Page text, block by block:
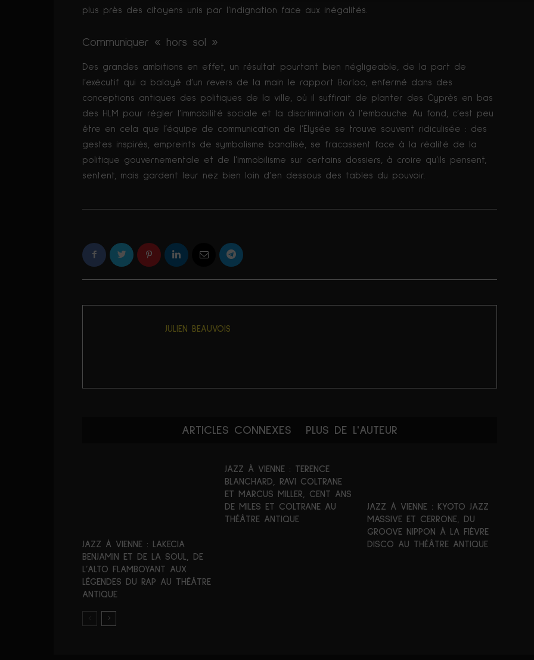
plus près des citoyens unis par l’indignation face aux inégalités.
Communiquer « hors sol »
Des grandes ambitions en effet, un résultat pourtant bien négligeable, de la part de
l’exécutif qui a balayé d’un revers de la main le rapport Borloo, enfermé dans des
conceptions antiques des politiques de la ville, où il suffirait de planter des Cyprès en bas
des HLM pour régler l’immobilité sociale et la discrimination à l’embauche. Au fond, c’est peu
être en cela que l’équipe de communication de l’Elysée se trouve souvent ridiculisée : des
gestes inspirés, empreints de symbolisme banalisé, se fracassent face à la réalité de la
politique gouvernementale et de l’immobilisme sur certains dossiers, à croire qu’ils pensent,
sentent, mais gardent leur nez bien loin d’en dessous des tables du pouvoir.
JULIEN BEAUVOIS
ARTICLES CONNEXES PLUS DE L'AUTEUR
JAZZ À VIENNE : LAKECIA
BENJAMIN ET DE LA SOUL, DE
L’ALTO FLAMBOYANT AUX
LÉGENDES DU RAP AU THÉÂTRE
ANTIQUE
JAZZ À VIENNE : TERENCE
BLANCHARD, RAVI COLTRANE
ET MARCUS MILLER, CENT ANS
DE MILES ET COLTRANE AU
THÉÂTRE ANTIQUE
JAZZ À VIENNE : KYOTO JAZZ
MASSIVE ET CERRONE, DU
GROOVE NIPPON À LA FIÈVRE
DISCO AU THÉÂTRE ANTIQUE